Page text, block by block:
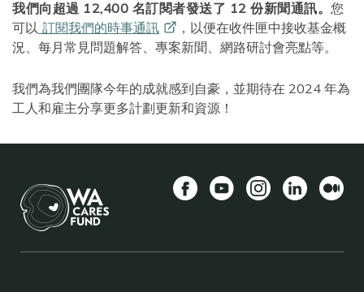
我們向超過 12,400 名訂閱者發送了 12 份新聞通訊。 您
可以 訂閱我們的時事通訊
，以便在收件匣中接收基金概
況、每月常見問題解答、專案新聞、網路研討會亮點等。
我們為我們團隊今年的成就感到自豪，並期待在 2024 年為
工人和雇主分享更多計劃更新和資源！